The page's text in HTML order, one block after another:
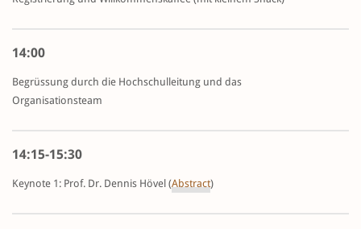
14:00
Begrüssung durch die Hochschulleitung und das
Organisationsteam
14:15-15:30
Keynote 1: Prof. Dr. Dennis Hövel (Abstract)